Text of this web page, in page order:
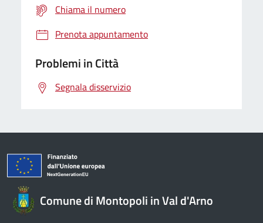
Chiama il numero
Prenota appuntamento
Problemi in Città
Segnala disservizio
Comune di Montopoli in Val d'Arno